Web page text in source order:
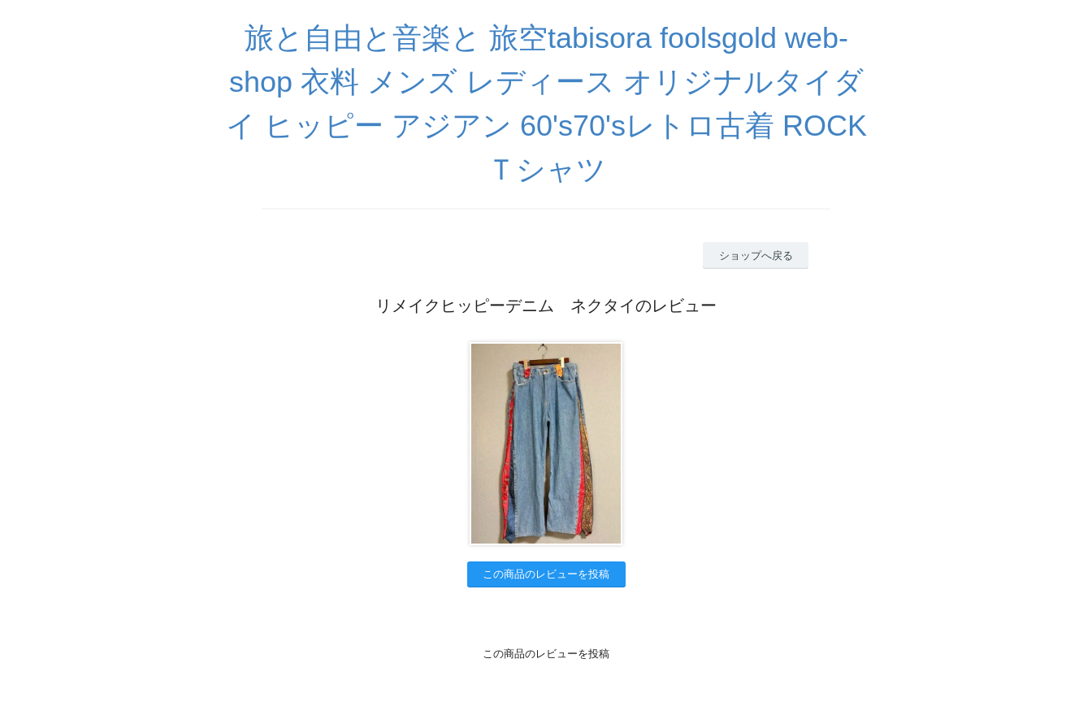
旅と自由と音楽と 旅空tabisora foolsgold web-
shop 衣料 メンズ レディース オリジナルタイダ
イ ヒッピー アジアン 60's70'sレトロ古着 ROCK
Ｔシャツ
ショップへ戻る
リメイクヒッピーデニム ネクタイのレビュー
この商品のレビューを投稿
この商品のレビューを投稿